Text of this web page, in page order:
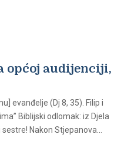
općoj audijenciji,
evanđelje (Dj 8, 35). Filip i
Biblijski odlomak: iz Djela
Nakon Stjepanova...